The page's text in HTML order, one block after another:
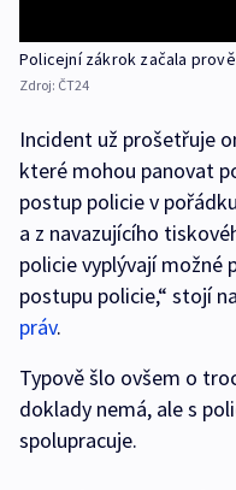
Policejní zákrok začala
Zdroj: ČT24
Incident už prošetřuje
které mohou panovat
postup policie v
a z navazujícího
policie vyplývají možné
postupu policie,“ stojí na
práv.
Typově šlo ovšem o
doklady nemá, ale s
spolupracuje.